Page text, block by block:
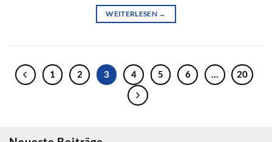
WEITERLESEN →
1 2 3 4 5 6 … 20